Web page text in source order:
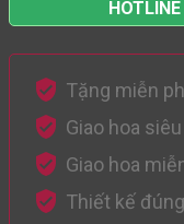
Tặng miễn
Giao hoa
Giao hoa
Thiết kế